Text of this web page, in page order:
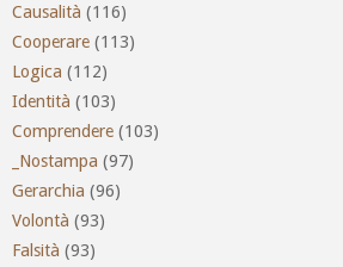
Causalità (116)
Cooperare (113)
Logica (112)
Identità (103)
Comprendere (103)
_Nostampa (97)
Gerarchia (96)
Volontà (93)
Falsità (93)